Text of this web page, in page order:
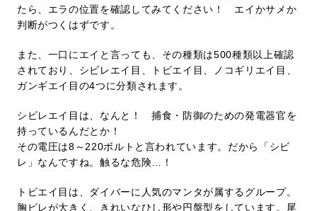
たら、エラの位置を確認してみてください！ エイかサメか
判断がつくはずです。
また、一口にエイと言っても、その種類は500種類以上確認
されており、シビレエイ目、トビエイ目、ノコギリエイ目、
ガンギエイ目の4つに分類されます。
シビレエイ目は、なんと！ 捕食・防御のための発電器官を
持っているんだとか！
その電圧は8～220ボルトと言われています。だから「シビ
レ」なんですね。触るな危険…！
トビエイ目は、ダイバーに人気のマンタが属するグループ。
胸ビレが大きく、きれいなひし形や円盤型をしています。尾